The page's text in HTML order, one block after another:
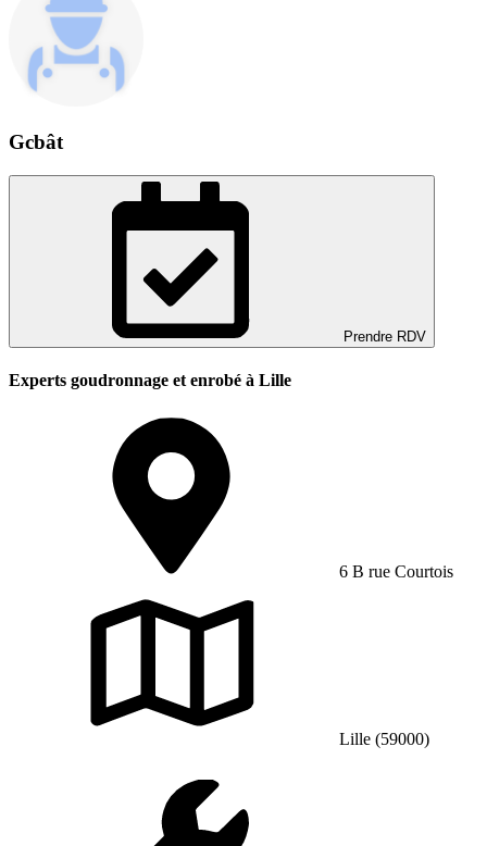
Gcbât
Prendre RDV
Experts goudronnage et enrobé à Lille
6 B rue Courtois
Lille (59000)